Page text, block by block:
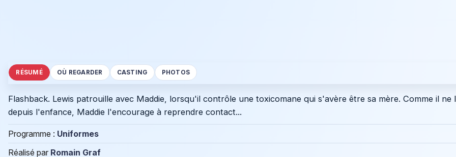
RÉSUMÉ OÙ REGARDER CASTING PHOTOS
Flashback. Lewis patrouille avec Maddie, lorsqu'il contrôle une toxicomane qui s'avère être sa mère. Comme il ne
depuis l'enfance, Maddie l'encourage à reprendre contact...
Programme : Uniformes
Réalisé par Romain Graf